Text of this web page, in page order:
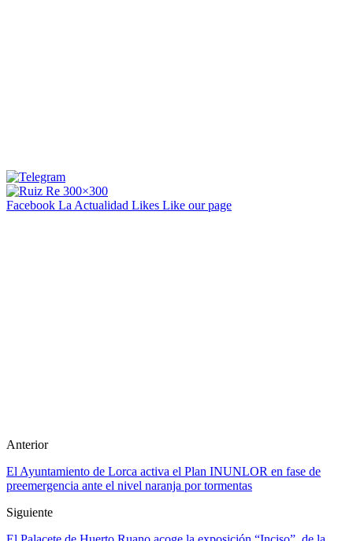
Facebook La Actualidad Likes Like our page
Anterior
El Ayuntamiento de Lorca activa el Plan INUNLOR en fase de
preemergencia ante el nivel naranja por tormentas
Siguiente